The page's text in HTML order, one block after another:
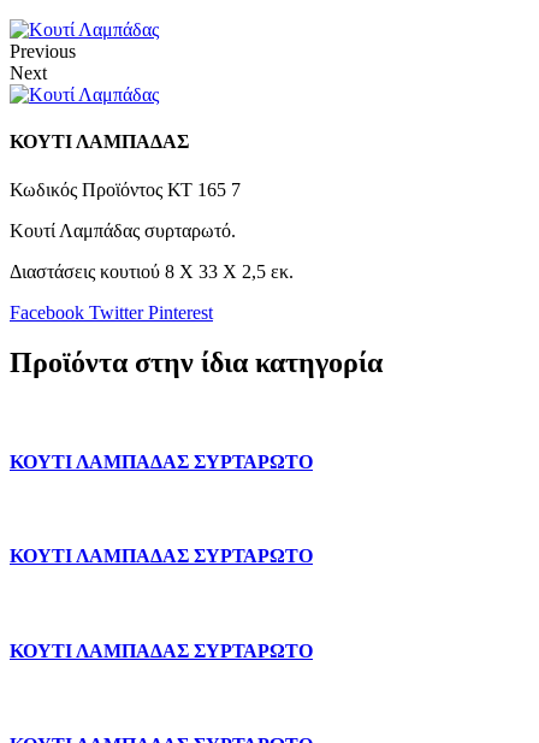
Previous
Next
ΚΟΥΤΙ ΛΑΜΠΑΔΑΣ
Κωδικός Προϊόντος ΚΤ 165 7
Κουτί Λαμπάδας συρταρωτό.
Διαστάσεις κουτιού 8 Χ 33 Χ 2,5 εκ.
Facebook Twitter Pinterest
Προϊόντα στην ίδια κατηγορία
ΚΟΥΤΙ ΛΑΜΠΑΔΑΣ ΣΥΡΤΑΡΩΤΟ
ΚΟΥΤΙ ΛΑΜΠΑΔΑΣ ΣΥΡΤΑΡΩΤΟ
ΚΟΥΤΙ ΛΑΜΠΑΔΑΣ ΣΥΡΤΑΡΩΤΟ